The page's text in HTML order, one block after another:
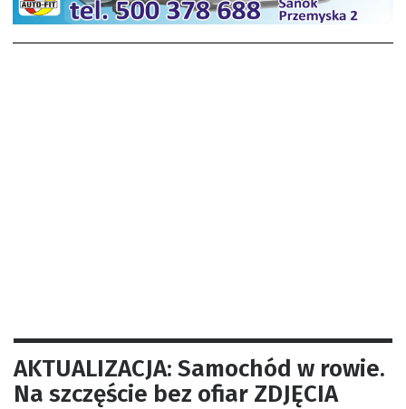
AKTUALIZACJA: Samochód w rowie.
Na szczęście bez ofiar ZDJĘCIA